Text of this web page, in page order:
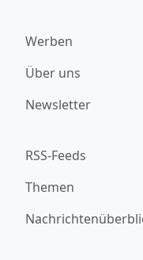
Werben
Über uns
Newsletter
RSS-Feeds
Themen